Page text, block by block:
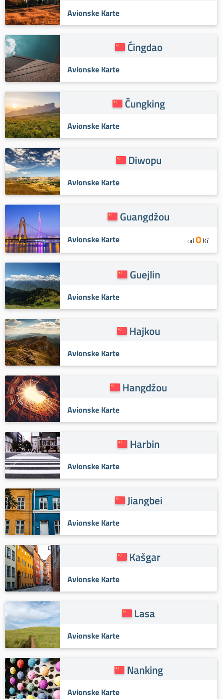
Avionske Karte
Ćingdao
Avionske Karte
Čungking
Avionske Karte
Diwopu
Avionske Karte
Guangdžou
Avionske Karte od0Kč
Guejlin
Avionske Karte
Hajkou
Avionske Karte
Hangdžou
Avionske Karte
Harbin
Avionske Karte
Jiangbei
Avionske Karte
Kašgar
Avionske Karte
Lasa
Avionske Karte
Nanking
Avionske Karte